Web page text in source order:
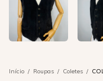
Início / Roupas / Coletes /